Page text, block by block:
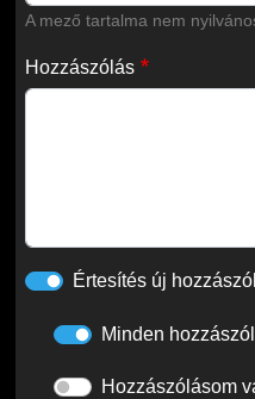
A mező tartalma nem
Hozzászólás
Értesítés új
Minden
Hozzászólásom